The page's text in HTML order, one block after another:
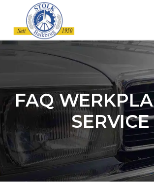
content
FAQ
SERVICE